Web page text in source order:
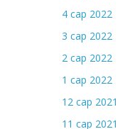
4 сар 2022
3 сар 2022
2 сар 2022
1 сар 2022
12 сар 2021
11 сар 2021